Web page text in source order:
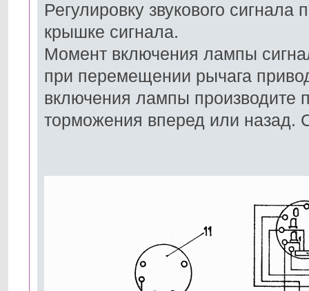
Регулировку звукового
крышке сигнала.
Момент включения лампы
при перемещении рычага
включения лампы производите
торможения вперед или назад.